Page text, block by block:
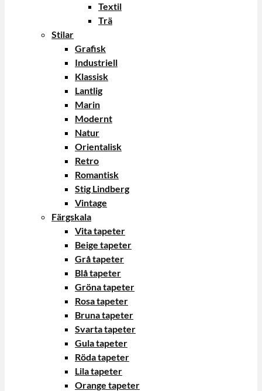
Textil
Trä
Stilar
Grafisk
Industriell
Klassisk
Lantlig
Marin
Modernt
Natur
Orientalisk
Retro
Romantisk
Stig Lindberg
Vintage
Färgskala
Vita tapeter
Beige tapeter
Grå tapeter
Blå tapeter
Gröna tapeter
Rosa tapeter
Bruna tapeter
Svarta tapeter
Gula tapeter
Röda tapeter
Lila tapeter
Orange tapeter